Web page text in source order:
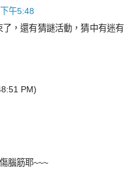
午5:48
，還有猜謎活動，猜中有迷有
PM)
腦筋耶~~~